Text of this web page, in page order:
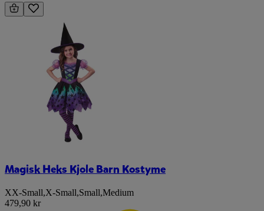
Magisk Heks Kjole Barn Kostyme
XX-Small,X-Small,Small,Medium
479,90 kr